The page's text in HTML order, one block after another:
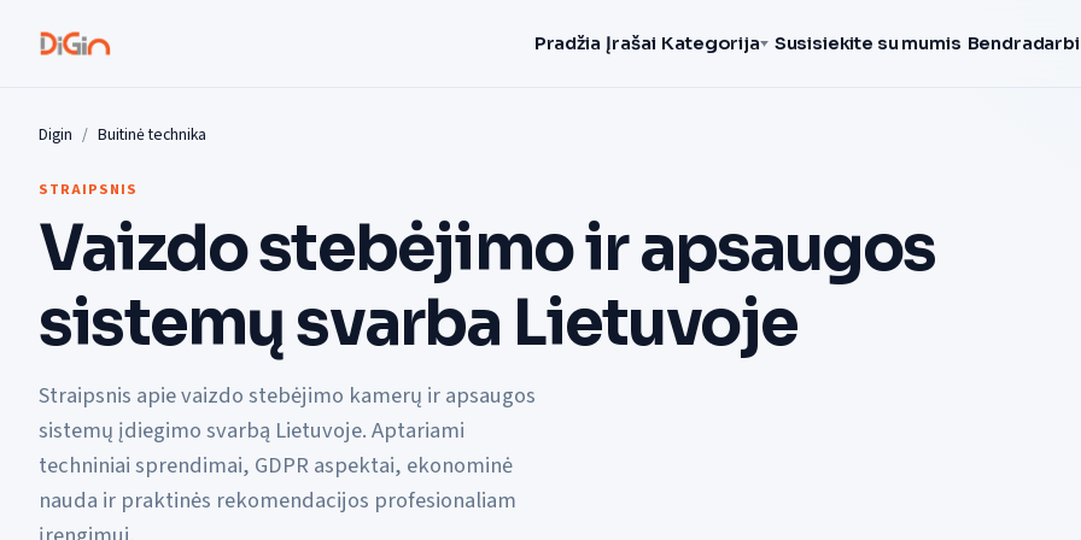
Pradžia Įrašai Kategorija Susisiekite su mumis
Digin Buitinė technika
STRAIPSNIS
Vaizdo stebėjimo ir apsaugos
sistemų svarba Lietuvoje
Straipsnis apie vaizdo stebėjimo kamerų ir apsaugos
sistemų įdiegimo svarbą Lietuvoje. Aptariami
techniniai sprendimai, GDPR aspektai, ekonominė
nauda ir praktinės rekomendacijos profesionaliam